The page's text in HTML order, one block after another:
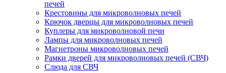
печей
Крестовины для микроволновых печей
Крючок дверцы для микроволновых печей
Куплеры для микроволновой печи
Лампы для микроволновых печей
Магнетроны микроволновых печей
Рамки дверей для микроволновых печей (СВЧ)
Слюда для СВЧ